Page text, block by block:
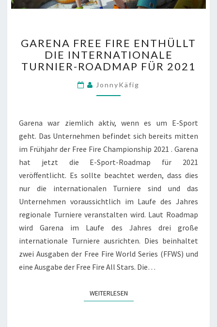
FREE
FIRE
ENTHÜLLT
INTERNATIONALE
TURNIER-
FÜR
2021
GARENA FREE FIRE ENTHÜLLT
DIE INTERNATIONALE
TURNIER-ROADMAP FÜR 2021
JonnyKäfig
Garena war ziemlich aktiv, wenn es um E-Sport
geht. Das Unternehmen befindet sich bereits mitten
im Frühjahr der Free Fire Championship 2021 . Garena
hat jetzt die E-Sport-Roadmap für 2021
veröffentlicht. Es sollte beachtet werden, dass dies
nur die internationalen Turniere sind und das
Unternehmen voraussichtlich im Laufe des Jahres
regionale Turniere veranstalten wird. Laut Roadmap
wird Garena im Laufe des Jahres drei große
internationale Turniere ausrichten. Dies beinhaltet
zwei Ausgaben der Free Fire World Series (FFWS) und
eine Ausgabe der Free Fire All Stars. Die…
WEITERLESENWEITERLESEN